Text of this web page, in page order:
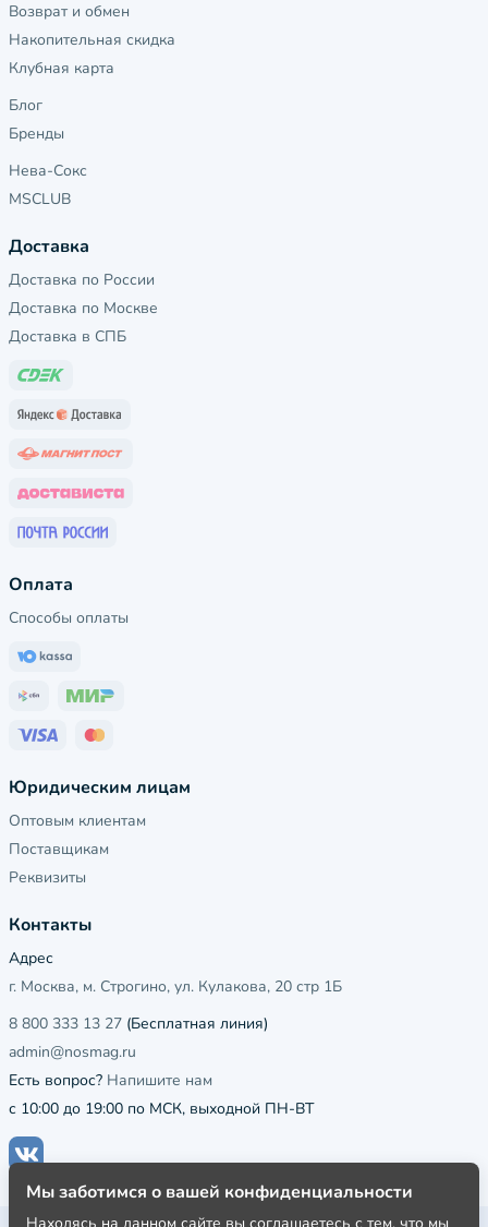
Возврат и обмен
Накопительная скидка
Клубная карта
Блог
Бренды
Нева-Сокс
MSCLUB
Доставка
Доставка по России
Доставка по Москве
Доставка в СПБ
Оплата
Способы оплаты
Юридическим лицам
Оптовым клиентам
Поставщикам
Реквизиты
Контакты
Адрес
г. Москва, м. Строгино, ул. Кулакова, 20 стр 1Б
8 800 333 13 27 (Бесплатная линия)
admin@nosmag.ru
Есть вопрос? Напишите нам
с 10:00 до 19:00 по МСК, выходной ПН-ВТ
Мы заботимся о вашей конфиденциальности